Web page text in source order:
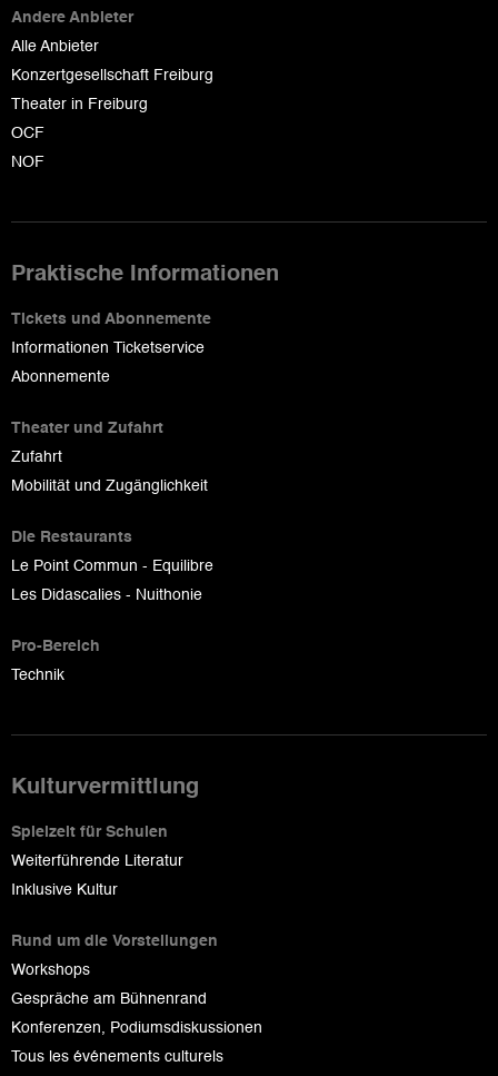
Andere Anbieter
Alle Anbieter
Konzertgesellschaft Freiburg
Theater in Freiburg
OCF
NOF
Praktische Informationen
Tickets und Abonnemente
Informationen Ticketservice
Abonnemente
Theater und Zufahrt
Zufahrt
Mobilität und Zugänglichkeit
Die Restaurants
Le Point Commun - Equilibre
Les Didascalies - Nuithonie
Pro-Bereich
Technik
Kulturvermittlung
Spielzeit für Schulen
Weiterführende Literatur
Inklusive Kultur
Rund um die Vorstellungen
Workshops
Gespräche am Bühnenrand
Konferenzen, Podiumsdiskussionen
Tous les événements culturels